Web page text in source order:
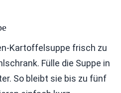
Kartoffelsuppe frisch zu
Fülle die Suppe in
So bleibt sie bis zu fünf